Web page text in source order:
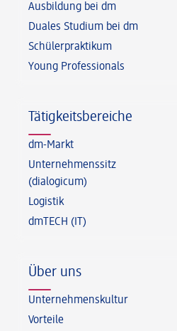
Ausbildung bei dm
Duales Studium bei dm
Schülerpraktikum
Young Professionals
Tätigkeitsbereiche
dm-Markt
Unternehmenssitz
(dialogicum)
Logistik
dmTECH (IT)
Über uns
Unternehmenskultur
Vorteile